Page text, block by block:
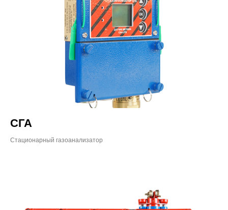
СГА
Стационарный газоанализатор